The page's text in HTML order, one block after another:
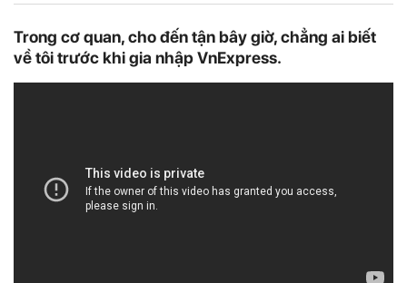
Trong cơ quan, cho đến tận bây giờ, chẳng ai biết
về tôi trước khi gia nhập VnExpress.